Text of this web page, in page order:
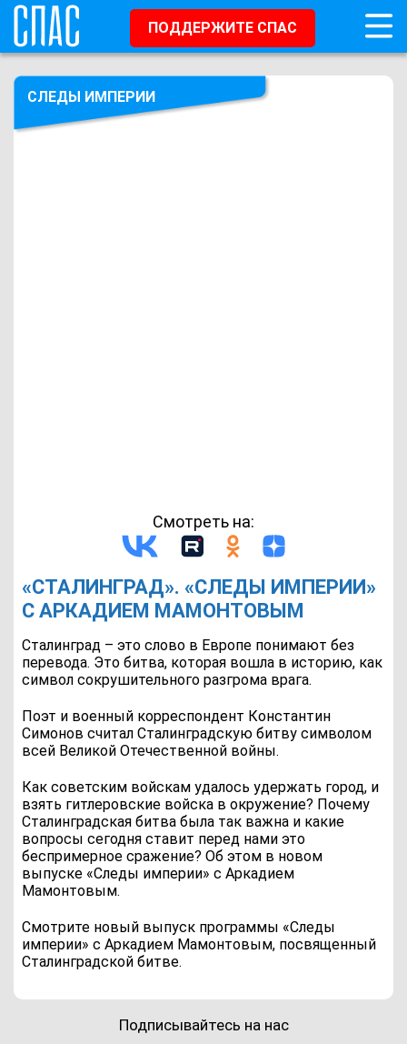
ПОДДЕРЖИТЕ СПАС
СЛЕДЫ ИМПЕРИИ
Смотреть на:
«СТАЛИНГРАД». «СЛЕДЫ ИМПЕРИИ»
С АРКАДИЕМ МАМОНТОВЫМ
Сталинград – это слово в Европе понимают без
перевода. Это битва, которая вошла в историю, как
символ сокрушительного разгрома врага.
Поэт и военный корреспондент Константин
Симонов считал Сталинградскую битву символом
всей Великой Отечественной войны.
Как советским войскам удалось удержать город, и
взять гитлеровские войска в окружение? Почему
Сталинградская битва была так важна и какие
вопросы сегодня ставит перед нами это
беспримерное сражение? Об этом в новом
выпуске «Следы империи» с Аркадием
Мамонтовым.
Смотрите новый выпуск программы «Следы
империи» с Аркадием Мамонтовым, посвященный
Сталинградской битве.
Подписывайтесь на нас